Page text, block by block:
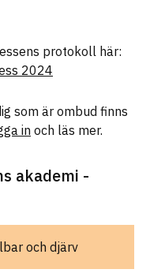
protokoll här:
2024
som är ombud finns
in och läs mer.
akademi -
och djärv